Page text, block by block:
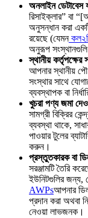
অনলাইন ডেটাবেস
রিসাইক্লার” বা
অনুসন্ধান করা
রয়েছে (যেমন
অনুরূপ
স্থানীয় কর্তৃপক্ষের
আপনার স্থানীয়
সংস্থার সাথে
ব্যবস্থাপক বা
খুচরা পণ্য জমা
সামগ্রী বিক্রির
ব্যবস্থা থাকে,
পাওয়ার টুলের
করুন।
প্রস্তুতকারক বা
সরঞ্জামটি তৈরি
ইউনিটগুলির জন্য,
AWPsআপনার
প্রদান করা অথবা
নেওয়া লাভজনক।